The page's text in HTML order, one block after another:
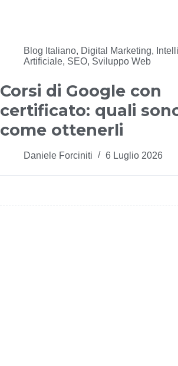
Blog Italiano, Digital Marketing,
Artificiale, SEO, Sviluppo Web
Corsi di Google con
certificato: quali
come ottenerli
Daniele Forciniti 6 Luglio 2026